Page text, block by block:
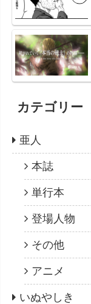
カテゴリー
亜人
本誌
単行本
登場人物
その他
アニメ
いぬやしき